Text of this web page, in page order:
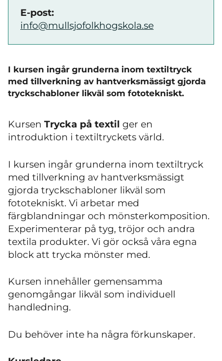
E-post:
info@mullsjofolkhogskola.se
I kursen ingår grunderna inom textiltryck
med tillverkning av hantverksmässigt gjorda
tryckschabloner likväl som fototekniskt.
Kursen Trycka på textil ger en
introduktion i textiltryckets värld.
I kursen ingår grunderna inom textiltryck
med tillverkning av hantverksmässigt
gjorda tryckschabloner likväl som
fototekniskt. Vi arbetar med
färgblandningar och mönsterkomposition.
Experimenterar på tyg, tröjor och andra
textila produkter. Vi gör också våra egna
block att trycka mönster med.
Kursen innehåller gemensamma
genomgångar likväl som individuell
handledning.
Du behöver inte ha några förkunskaper.